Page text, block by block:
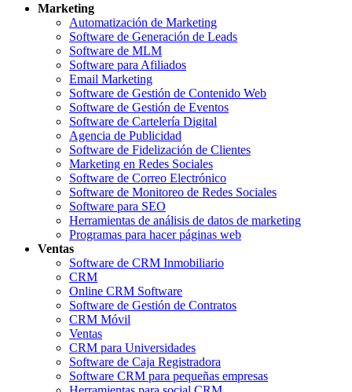
Marketing
Automatización de Marketing
Software de Generación de Leads
Software de MLM
Software para Afiliados
Email Marketing
Software de Gestión de Contenido Web
Software de Gestión de Eventos
Software de Cartelería Digital
Agencia de Publicidad
Software de Fidelización de Clientes
Marketing en Redes Sociales
Software de Correo Electrónico
Software de Monitoreo de Redes Sociales
Software para SEO
Herramientas de análisis de datos de marketing
Programas para hacer páginas web
Ventas
Software de CRM Inmobiliario
CRM
Online CRM Software
Software de Gestión de Contratos
CRM Móvil
Ventas
CRM para Universidades
Software de Caja Registradora
Software CRM para pequeñas empresas